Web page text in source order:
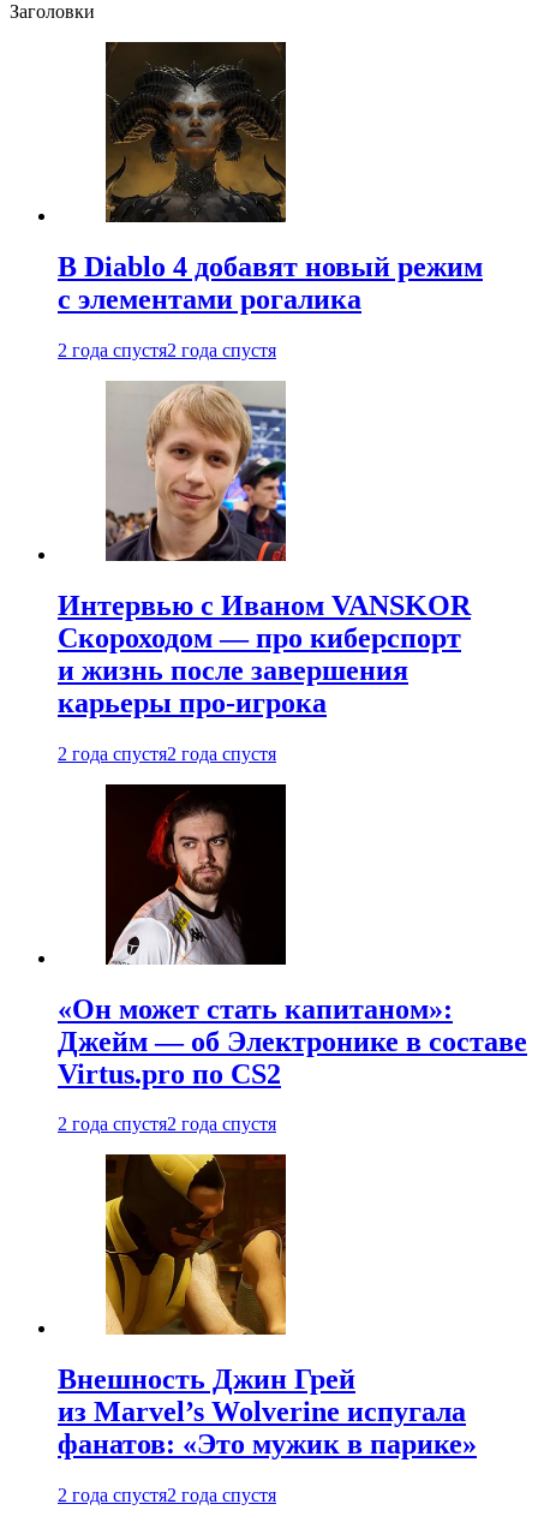
Заголовки
В Diablo 4 добавят новый режим
с элементами рогалика
2 года спустя2 года спустя
Интервью с Иваном VANSKOR
Скороходом — про киберспорт
и жизнь после завершения
карьеры про-игрока
2 года спустя2 года спустя
«Он может стать капитаном»:
Джейм — об Электронике в составе
Virtus.pro по CS2
2 года спустя2 года спустя
Внешность Джин Грей
из Marvel’s Wolverine испугала
фанатов: «Это мужик в парике»
2 года спустя2 года спустя